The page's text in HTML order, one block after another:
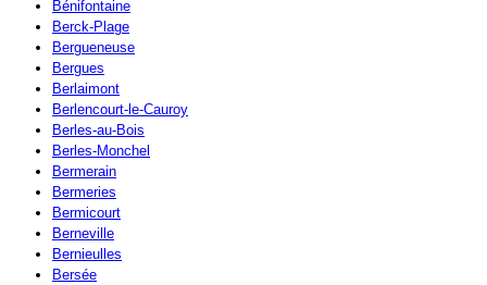
Bénifontaine
Berck-Plage
Bergueneuse
Bergues
Berlaimont
Berlencourt-le-Cauroy
Berles-au-Bois
Berles-Monchel
Bermerain
Bermeries
Bermicourt
Berneville
Bernieulles
Bersée